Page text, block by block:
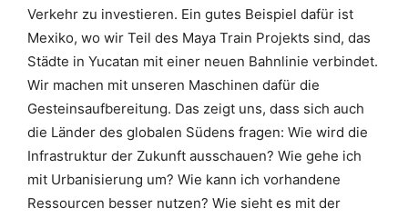
Verkehr zu investieren. Ein gutes Beispiel dafür ist
Mexiko, wo wir Teil des Maya Train Projekts sind, das
Städte in Yucatan mit einer neuen Bahnlinie verbindet.
Wir machen mit unseren Maschinen dafür die
Gesteinsaufbereitung. Das zeigt uns, dass sich auch
die Länder des globalen Südens fragen: Wie wird die
Infrastruktur der Zukunft ausschauen? Wie gehe ich
mit Urbanisierung um? Wie kann ich vorhandene
Ressourcen besser nutzen? Wie sieht es mit der